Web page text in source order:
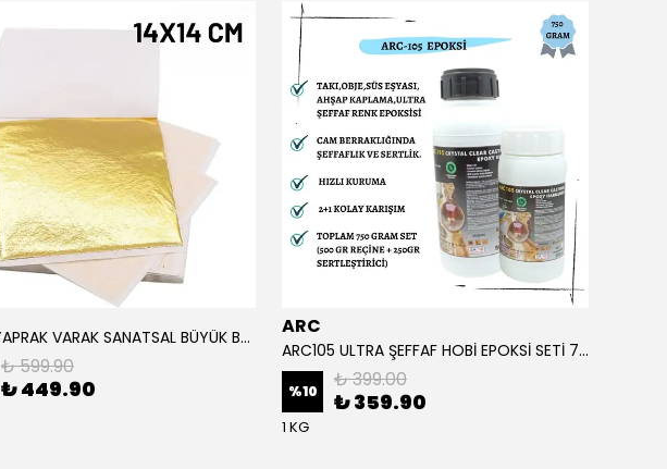
ALTIN YAPRAK VARAK SANATSAL BÜYÜK BOY FOLYO EPOKSİ REÇİNE NAİL ART 90 ADET 14X14 CM ALTIN RENK
₺ 599.90
₺ 449.90
ARC
ARC105 ULTRA ŞEFFAF HOBİ EPOKSİ SETİ 750 GRAM
%10 ₺ 399.00
₺ 359.90
1 KG